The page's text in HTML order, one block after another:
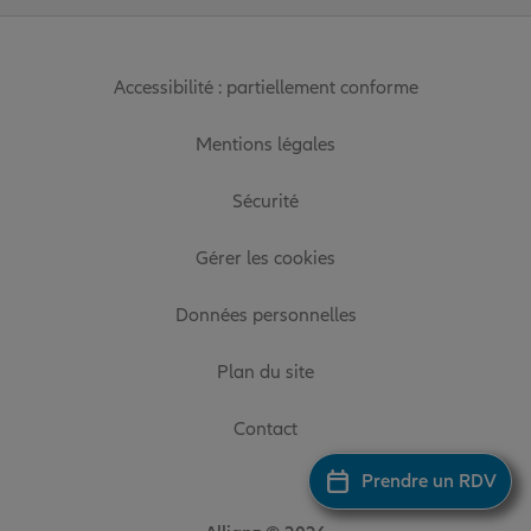
Prendre un RDV
Accessibilité : partiellement conforme
Mentions légales
Sécurité
Gérer les cookies
Données personnelles
Plan du site
Contact